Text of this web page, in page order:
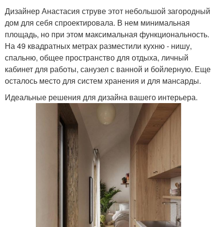
Дизайнер Анастасия струве этот небольшой загородный
дом для себя спроектировала. В нем минимальная
площадь, но при этом максимальная функциональность.
На 49 квадратных метрах разместили кухню - нишу,
спальню, общее пространство для отдыха, личный
кабинет для работы, санузел с ванной и бойлерную. Еще
осталось место для систем хранения и для мансарды.
Идеальные решения для дизайна вашего интерьера.